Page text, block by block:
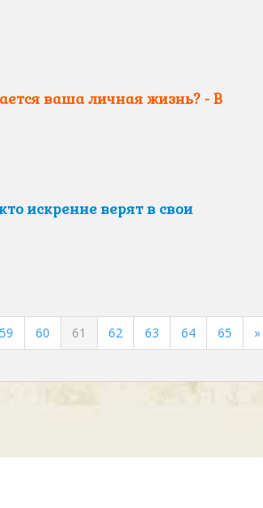
ваша личная жизнь? - В
искренне верят в свои
59 60 61 62 63 64 65 »